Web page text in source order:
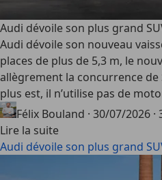
Audi dévoile son plus grand
Audi dévoile son nouveau
places de plus de 5,3 m, le
allègrement la concurrence
plus est, il n’utilise pas de
Félix Bouland · 30/07/2026 ·
Lire la suite
Audi dévoile son plus grand